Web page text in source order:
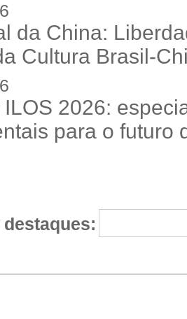
da China:
Cultura Brasil-
ILOS 2026:
para o futuro